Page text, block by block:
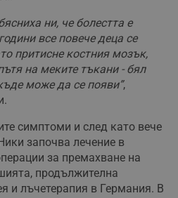
ни, че болестта е
все повече деца се
притисне костния мозък,
на меките тъкани - бял
може да се появи”,
симптоми и след като вече
започва лечение в
за премахване на
продължителна
и лъчетерапия в Германия. В